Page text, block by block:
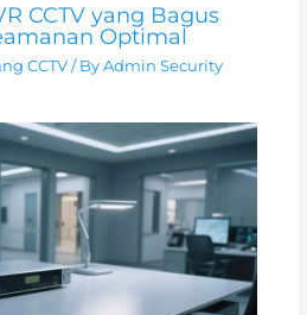
CCTV yang Bagus
Optimal
CCTV/ By Admin Security